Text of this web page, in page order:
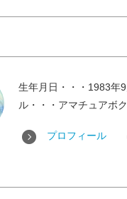
生年月日・・・1983年
ル・・・アマチュアボ
プロフィール